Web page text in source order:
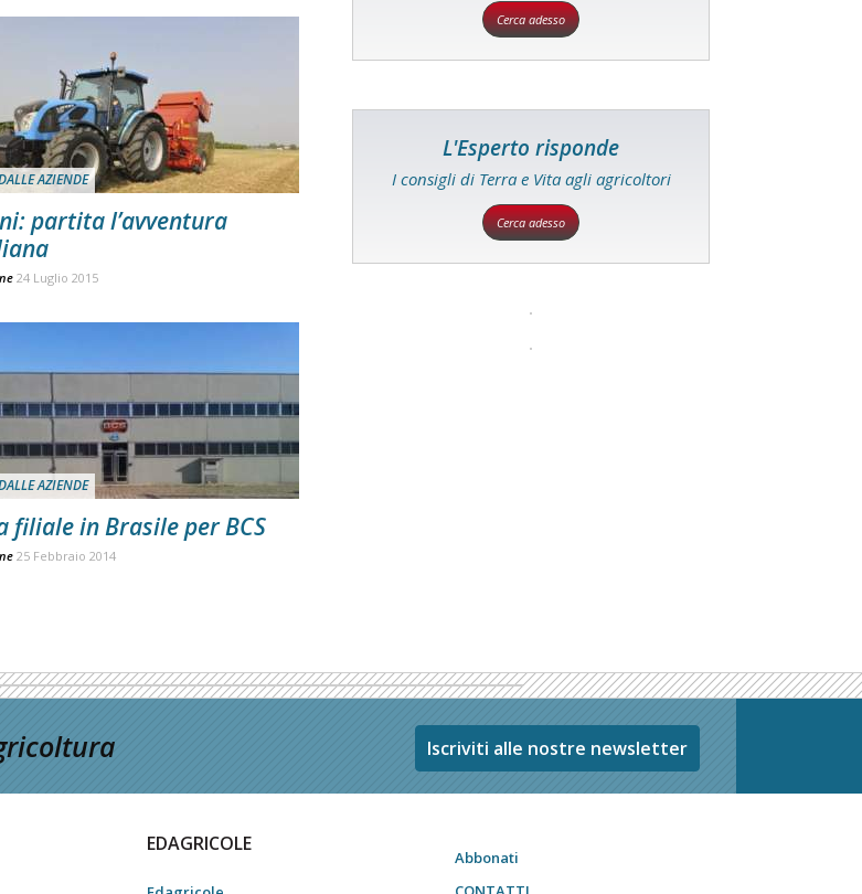
AZIENDE
partita l’avventura
24 Luglio 2015
AZIENDE
filiale in Brasile per BCS
25 Febbraio 2014
Cerca adesso
L'Esperto risponde
I consigli di Terra e Vita agli agricoltori
Cerca adesso
Iscriviti alle nostre newsletter
EDAGRICOLE
Abbonati